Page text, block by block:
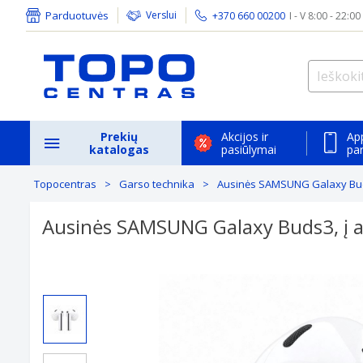
Parduotuvės Verslui +370 660 00200 I - V 8:00 - 22:00
Prekių
katalogas
Akcijos ir
pasiūlymai
Topocentras Garso technika Ausinės SAMSUNG Galaxy
Ausinės SAMSUNG Galaxy Buds3, į